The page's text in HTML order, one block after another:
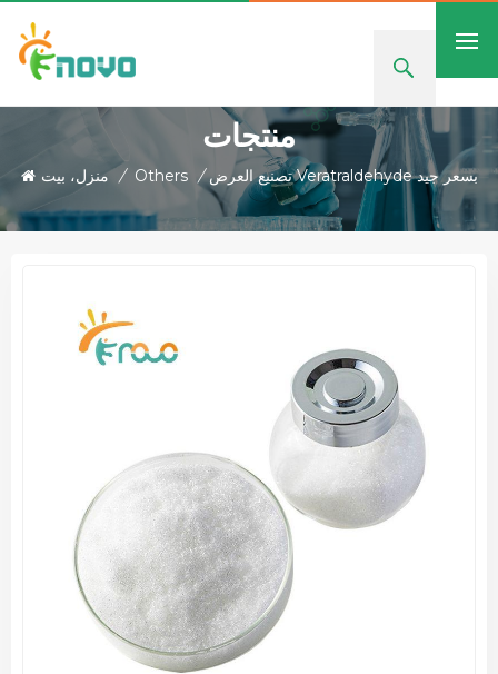
منتجات
منزل، بيت / Others / تصنيع العرض Veratraldehyde بسعر جيد